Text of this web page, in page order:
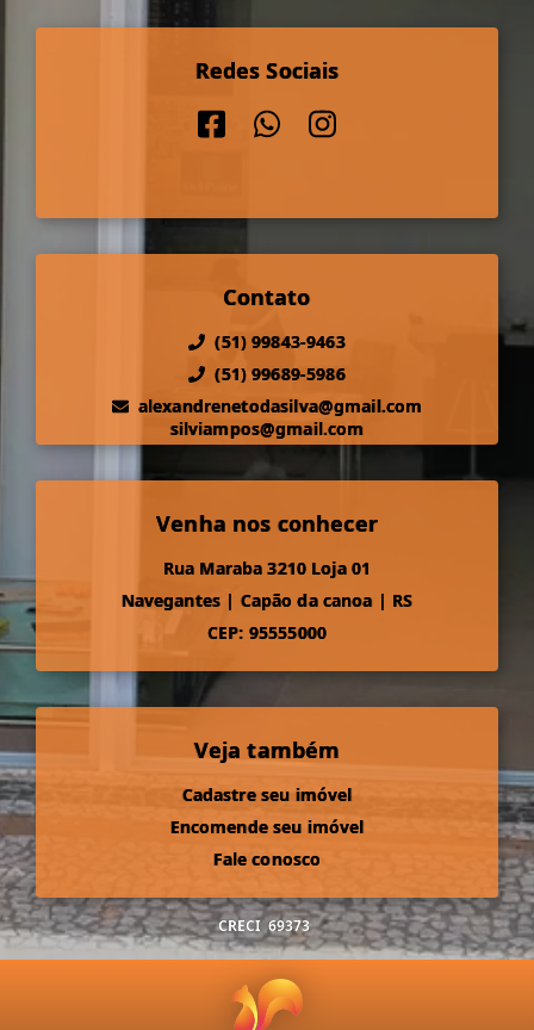
Redes Sociais
Contato
(51) 99843-9463
(51) 99689-5986
alexandrenetodasilva@gmail.com
silviampos@gmail.com
Venha nos conhecer
Rua Maraba 3210 Loja 01
Navegantes | Capão da canoa | RS
CEP: 95555000
Veja também
Cadastre seu imóvel
Encomende seu imóvel
Fale conosco
CRECI 69373